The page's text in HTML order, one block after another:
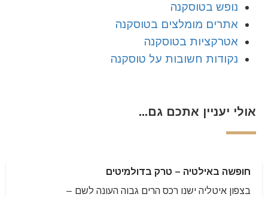
נופש בטוסקנה
אתרים מומלצים בטוסקנה
אטרקציות בטוסקנה
נקודות חשובות על טוסקנה
אולי יעניין אתכם גם...
חופשה באילטיה – טרק בדולמיטים
בצפון איטליה ישנו רכס הרים גבוה העונה לשם –